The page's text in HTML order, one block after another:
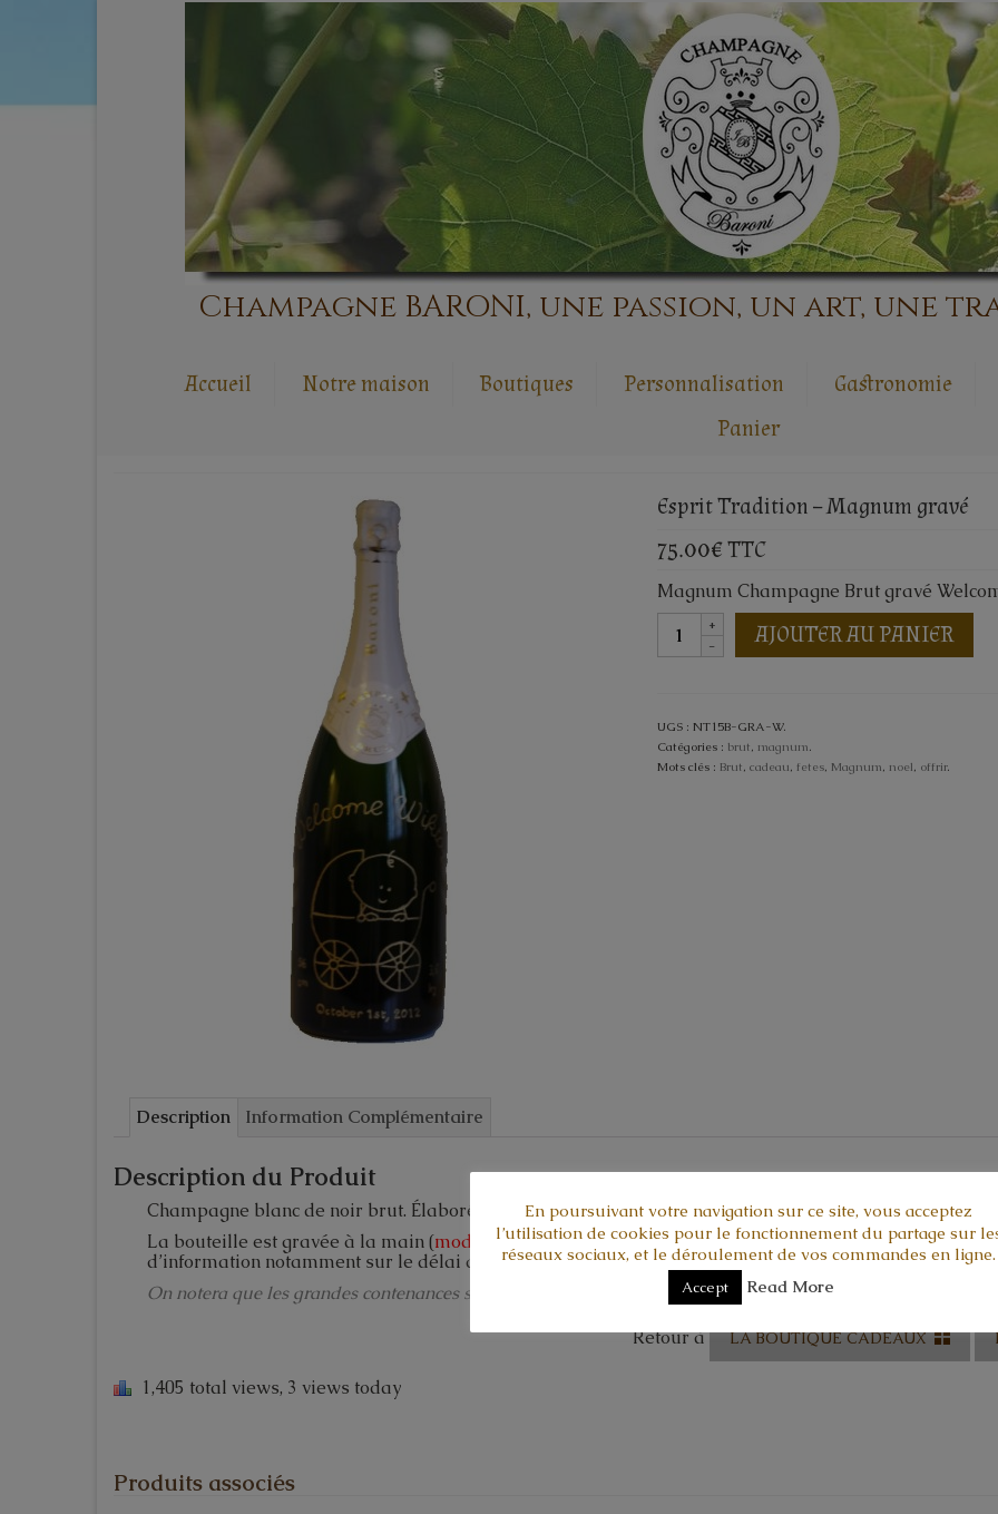
Champagne BARONI, une passion, un art, une
Accueil Notre maison Boutiques Personnalisation
Gastronomie
Panier
Esprit Tradition – Magnum gravé
75.00€TTC
Magnum Champagne Brut gravé
AJOUTER AU PANIER
UGS : NT15B-GRA-W.
Catégories : brut, magnum.
Mots clés : Brut, cadeau, fetes, Magnum, noel, offrir.
Description Information Complémentaire
Description du Produit
Champagne blanc de noir brut. Élaboré à partir du pinot noir.
La bouteille est gravée à la main (modèle Welcome à titre d’exemple).Nous consulter par mail ou
d’information notamment sur le délai de réalisation de la gravure.
On notera que les grandes contenances se conservent toujours plus longtemps.
Retour à
LA BOUTIQUE CADEAUX
1,405 total views, 3 views today
Produits associés
En poursuivant votre navigation sur ce site, vous acceptez
l’utilisation de cookies pour le fonctionnement du partage sur
réseaux sociaux, et le déroulement de vos commandes en ligne.
Accept Read More